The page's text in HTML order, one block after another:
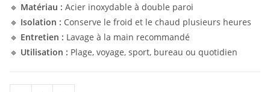
🔹 Matériau : Acier inoxydable à double paroi
🔹 Isolation : Conserve le froid et le chaud plusieurs heures
🔹 Entretien : Lavage à la main recommandé
🔹 Utilisation : Plage, voyage, sport, bureau ou quotidien